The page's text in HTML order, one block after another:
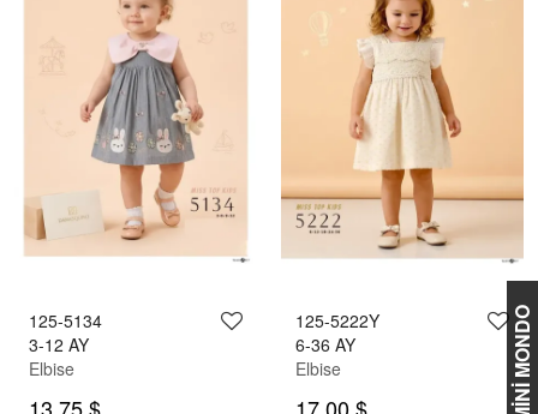
MİNİ MONDO
125-5134
3-12 AY
Elbise
125-5222Y
6-36 AY
Elbise